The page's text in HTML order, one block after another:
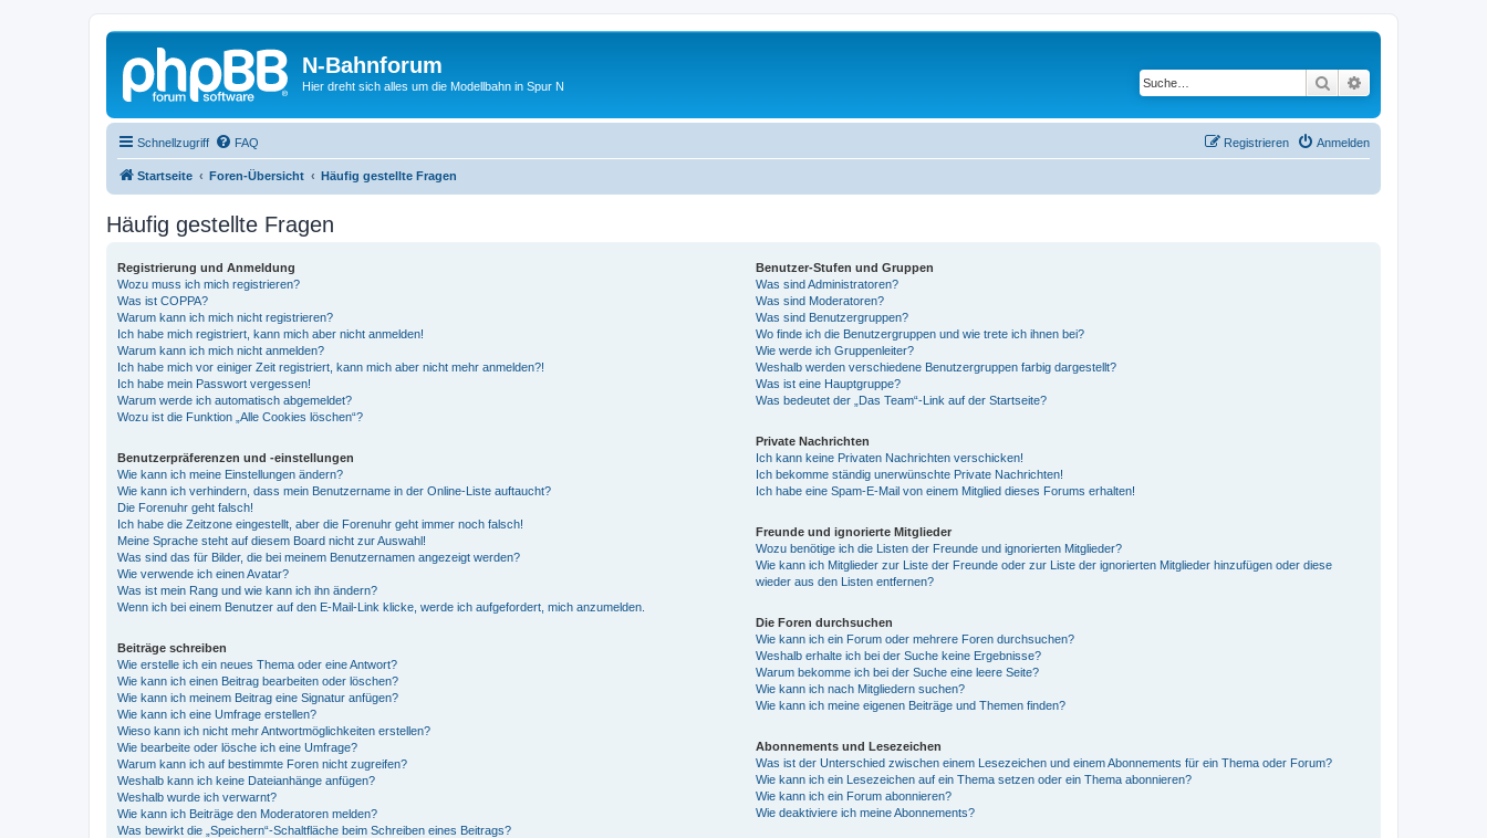
N-Bahnforum
Hier dreht sich alles um die Modellbahn in Spur N Suche
Schnellzugriff FAQ Anmelden
Registrieren
Startseite Foren-Übersicht Häufig gestellte Fragen
Häufig gestellte Fragen
Registrierung und Anmeldung
Wozu muss ich mich registrieren?
Was ist COPPA?
Warum kann ich mich nicht registrieren?
Ich habe mich registriert, kann mich aber nicht anmelden!
Warum kann ich mich nicht anmelden?
Ich habe mich vor einiger Zeit registriert, kann mich aber nicht mehr anmelden?!
Ich habe mein Passwort vergessen!
Warum werde ich automatisch abgemeldet?
Wozu ist die Funktion „Alle Cookies löschen“?
Benutzerpräferenzen und -einstellungen
Wie kann ich meine Einstellungen ändern?
Wie kann ich verhindern, dass mein Benutzername in der Online-Liste auftaucht?
Die Forenuhr geht falsch!
Ich habe die Zeitzone eingestellt, aber die Forenuhr geht immer noch falsch!
Meine Sprache steht auf diesem Board nicht zur Auswahl!
Was sind das für Bilder, die bei meinem Benutzernamen angezeigt werden?
Wie verwende ich einen Avatar?
Was ist mein Rang und wie kann ich ihn ändern?
Wenn ich bei einem Benutzer auf den E-Mail-Link klicke, werde ich aufgefordert, mich anzumelden.
Beiträge schreiben
Wie erstelle ich ein neues Thema oder eine Antwort?
Wie kann ich einen Beitrag bearbeiten oder löschen?
Wie kann ich meinem Beitrag eine Signatur anfügen?
Wie kann ich eine Umfrage erstellen?
Wieso kann ich nicht mehr Antwortmöglichkeiten erstellen?
Wie bearbeite oder lösche ich eine Umfrage?
Warum kann ich auf bestimmte Foren nicht zugreifen?
Weshalb kann ich keine Dateianhänge anfügen?
Weshalb wurde ich verwarnt?
Wie kann ich Beiträge den Moderatoren melden?
Was bewirkt die „Speichern“-Schaltfläche beim Schreiben eines Beitrags?
Benutzer-Stufen und Gruppen
Was sind Administratoren?
Was sind Moderatoren?
Was sind Benutzergruppen?
Wo finde ich die Benutzergruppen und wie trete ich ihnen bei?
Wie werde ich Gruppenleiter?
Weshalb werden verschiedene Benutzergruppen farbig dargestellt?
Was ist eine Hauptgruppe?
Was bedeutet der „Das Team“-Link auf der Startseite?
Private Nachrichten
Ich kann keine Privaten Nachrichten verschicken!
Ich bekomme ständig unerwünschte Private Nachrichten!
Ich habe eine Spam-E-Mail von einem Mitglied dieses Forums erhalten!
Freunde und ignorierte Mitglieder
Wozu benötige ich die Listen der Freunde und ignorierten Mitglieder?
Wie kann ich Mitglieder zur Liste der Freunde oder zur Liste der ignorierten Mitglieder hinzufügen oder diese
wieder aus den Listen entfernen?
Die Foren durchsuchen
Wie kann ich ein Forum oder mehrere Foren durchsuchen?
Weshalb erhalte ich bei der Suche keine Ergebnisse?
Warum bekomme ich bei der Suche eine leere Seite?
Wie kann ich nach Mitgliedern suchen?
Wie kann ich meine eigenen Beiträge und Themen finden?
Abonnements und Lesezeichen
Was ist der Unterschied zwischen einem Lesezeichen und einem Abonnements für ein Thema oder Forum?
Wie kann ich ein Lesezeichen auf ein Thema setzen oder ein Thema abonnieren?
Wie kann ich ein Forum abonnieren?
Wie deaktiviere ich meine Abonnements?